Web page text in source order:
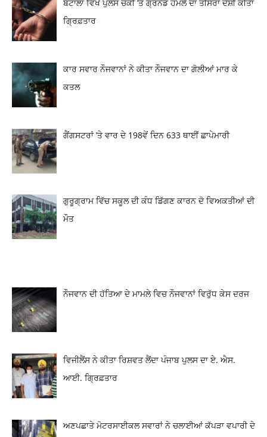
ਬਟਾਲਾ ਵਿਖੇ ਪੁਲਸ ਚੌਂਕੀ ‘ਤੇ ਗ੍ਰਨੇਡ ਹਮਲੇ ਦਾ ਤੀਸਰਾ ਦੋਸ਼ੀ ਕੀਤਾ
ਗ੍ਰਿਫ਼ਤਾਰ
ਕਾਰ ਸਵਾਰ ਨੌਜਵਾਨਾਂ ਨੇ ਕੀਤਾ ਨੌਜਵਾਨ ਦਾ ਗੋਲੀਆਂ ਮਾਰ ਕੇ
ਕਤਲ
ਗੈਂਗਸਟਰਾਂ ’ਤੇ ਵਾਰ ਦੇ 198ਵੇਂ ਦਿਨ 633 ਥਾਈਂ ਛਾਪੇਮਾਰੀ
ਗੁਰੂਗ੍ਰਾਮ ਵਿੱਚ ਸਕੂਲ ਦੀ ਕੰਧ ਡਿੱਗਣ ਕਾਰਨ ਦੋ ਵਿਅਕਤੀਆਂ ਦੀ
ਮੌਤ
ਨੌਜਵਾਨ ਦੀ ਹੱਤਿਆ ਦੇ ਮਾਮਲੇ ਵਿਚ ਨੌਜਵਾਨਾਂ ਵਿਰੁੱਧ ਕੇਸ ਦਰਜ
ਵਿਜੀਲੈਂਸ ਨੇ ਕੀਤਾ ਰਿਸ਼ਵਤ ਲੈਂਦਾ ਪੰਜਾਬ ਪੁਲਸ ਦਾ ਏ. ਐਸ.
ਆਈ. ਗ੍ਰਿਫ਼ਤਾਰ
ਅਣਪਛਾਤੇ ਮੋਟਰਸਾਈਕਲ ਸਵਾਰਾਂ ਨੇ ਚਲਾਈਆਂ ਕੱਪੜਾ ਵਪਾਰੀ ਦੇ